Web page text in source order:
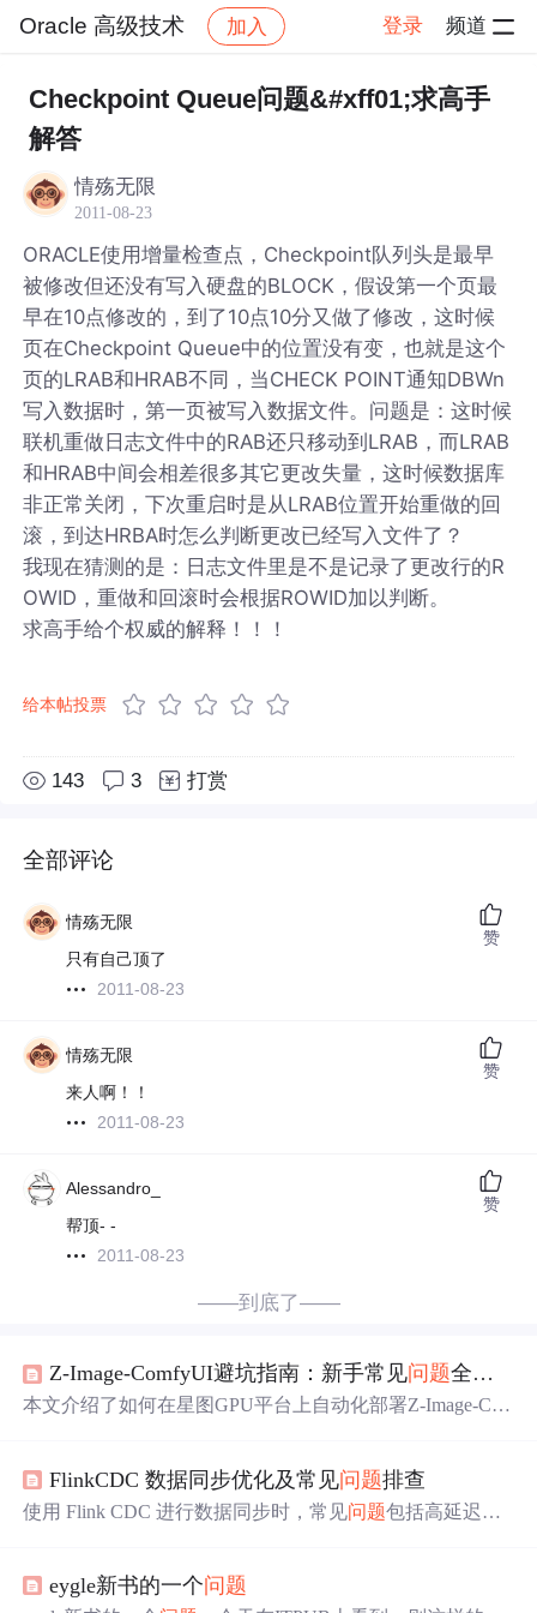
Oracle 高级技术 加入 登录 频道
社区 Oracle 高级技术 帖子详情
Checkpoint Queue问题&#xff01;求高手
解答
情殇无限
2011-08-23
ORACLE使用增量检查点，Checkpoint队列头是最早
被修改但还没有写入硬盘的BLOCK，假设第一个页最
早在10点修改的，到了10点10分又做了修改，这时候
页在Checkpoint Queue中的位置没有变，也就是这个
页的LRAB和HRAB不同，当CHECK POINT通知DBWn
写入数据时，第一页被写入数据文件。问题是：这时候
联机重做日志文件中的RAB还只移动到LRAB，而LRAB
和HRAB中间会相差很多其它更改失量，这时候数据库
非正常关闭，下次重启时是从LRAB位置开始重做的回
滚，到达HRBA时怎么判断更改已经写入文件了？
我现在猜测的是：日志文件里是不是记录了更改行的R
OWID，重做和回滚时会根据ROWID加以判断。
求高手给个权威的解释！！！
给本帖投票
143 3 打赏
全部评论
情殇无限
只有自己顶了
2011-08-23
赞
情殇无限
来人啊！！
2011-08-23
赞
Alessandro_
帮顶- -
2011-08-23
赞
——到底了——
Z-Image-ComfyUI避坑指南：新手常见问题全解答
本文介绍了如何在星图GPU平台上自动化部署Z-Image-Co
用于需精准中文字体渲染的场景，如海报设计、带标语的
营销配图等，显著提升多语言视觉内容创作效率。
FlinkCDC 数据同步优化及常见问题排查
使用 Flink CDC 进行数据同步时，常见问题包括高延迟、
小和轮询间隔、启用check
eygle新书的一个问题